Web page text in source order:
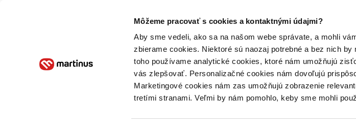
Môžeme pracovať s cookies a kontaktnými údajmi?
Aby sme vedeli, ako sa na našom webe správate, a mohli
zbierame cookies. Niektoré sú naozaj potrebné a bez nich
toho používame analytické cookies, ktoré nám umožňujú
vás zlepšovať. Personalizačné cookies nám dovoľujú
Marketingové cookies nám zas umožňujú zobrazenie
tretími stranami. Veľmi by nám pomohlo, keby sme mohli
Poukážky Kontakt